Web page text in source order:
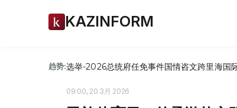
KAZINFORM
趋势:选举-2026总统府任免事件国情咨文跨里海国
09:00, 20 3月 2026